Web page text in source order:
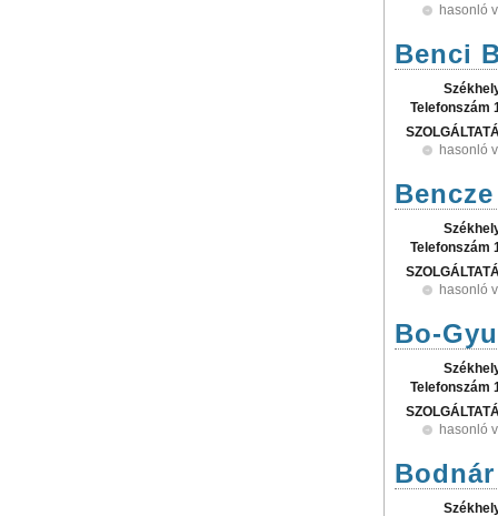
hasonló
Benci
Telefonszám
hasonló
Telefonszám
hasonló
Bo-
Telefonszám
hasonló